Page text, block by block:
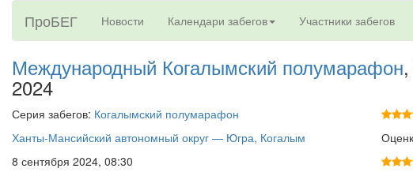
ПроБЕГ Новости Календари забегов Участники забегов
Международный Когалымский полумарафон
2024
Серия забегов: Когалымский полумарафон
Ханты-Мансийский автономный округ — Югра, Когалым
8 сентября 2024, 08:30